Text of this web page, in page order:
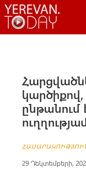
ընթանում
29 Դեկտեմբերի,